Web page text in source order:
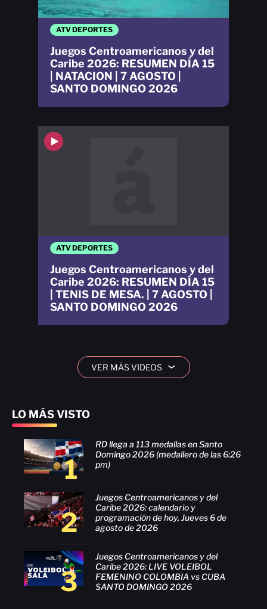
LO MÁS VISTO
1
RD llega a 113 medallas en Santo
Domingo 2026 (medallero de las 6:26
pm)
2
Juegos Centroamericanos y del
Caribe 2026: calendario y
programación de hoy, Jueves 6 de
agosto de 2026
3
Juegos Centroamericanos y del
Caribe 2026: LIVE VOLEIBOL
FEMENINO COLOMBIA vs CUBA
SANTO DOMINGO 2026
ATV DEPORTES
Juegos Centroamericanos y del
Caribe 2026: RESUMEN DÍA 15
| TENIS DE MESA. | 7 AGOSTO |
SANTO DOMINGO 2026
ATV DEPORTES
Juegos Centroamericanos y del
Caribe 2026: RESUMEN DÍA 15
| NATACION | 7 AGOSTO |
SANTO DOMINGO 2026
VER MÁS VIDEOS ›